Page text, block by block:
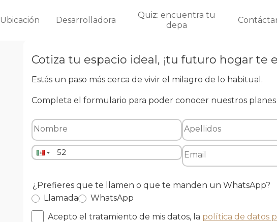
Ubicación Desarrolladora
Quiz: encuentra tu
depa
Cotiza tu espacio ideal, ¡tu futuro hogar te
Estás un paso más cerca de vivir el milagro de lo habitual.
Completa el formulario para poder conocer nuestros planes
¿Prefieres que te llamen o que te manden un WhatsApp?
Llamada
WhatsApp
Acepto el tratamiento de mis datos, la política de datos